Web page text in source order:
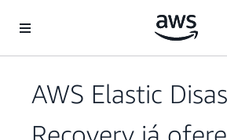
Pular para o conteúdo principal
AWS Elastic